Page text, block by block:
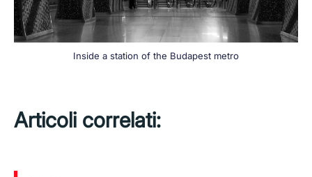
Inside a station of the Budapest metro
Articoli correlati: